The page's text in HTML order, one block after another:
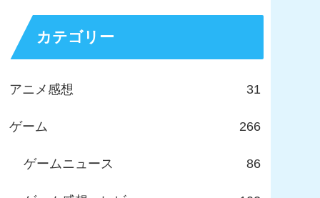
カテゴリー
アニメ感想 31
ゲーム 266
ゲームニュース 86